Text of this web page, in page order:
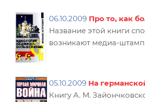
06.10.2009 Про то, как
Название этой книги
возникают медиа-
05.10.2009 На
Книгу А. М.